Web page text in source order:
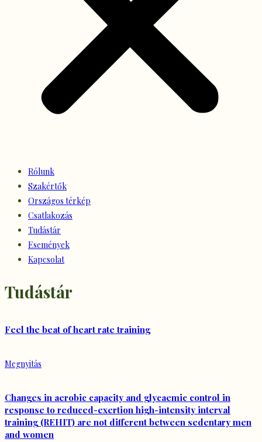
Rólunk
Szakértők
Országos térkép
Csatlakozás
Tudástár
Események
Kapcsolat
Tudástár
Feel the beat of heart rate training
Megnyitás
Changes in aerobic capacity and glycaemic control in
response to reduced-exertion high-intensity interval
training (REHIT) are not different between sedentary men
and women